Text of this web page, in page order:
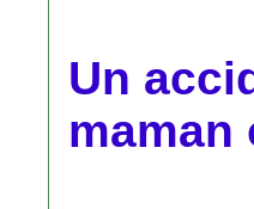
Un
maman